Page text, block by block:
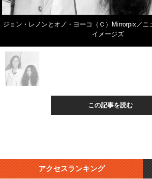
ジョン・レノンとオノ・ヨーコ（Ｃ）Mirrorpix／ニ
イメージズ
この記事を読む
アクセスランキング